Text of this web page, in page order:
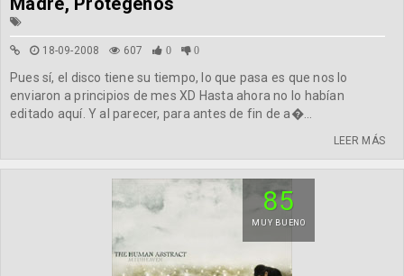
18-09-2008 607 0 0
Pues sí, el disco tiene su tiempo, lo que pasa es que nos lo
enviaron a principios de mes XD Hasta ahora no lo habían
editado aquí. Y al parecer, para antes de fin de a�...
LEER MÁS
85
MUY BUENO